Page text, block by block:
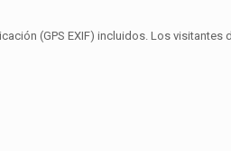
(GPS EXIF) incluidos. Los